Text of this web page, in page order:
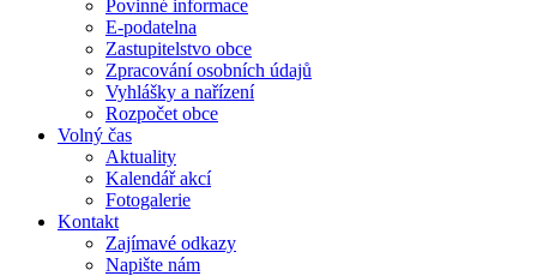
Povinné informace
E-podatelna
Zastupitelstvo obce
Zpracování osobních údajů
Vyhlášky a nařízení
Rozpočet obce
Volný čas
Aktuality
Kalendář akcí
Fotogalerie
Kontakt
Zajímavé odkazy
Napište nám